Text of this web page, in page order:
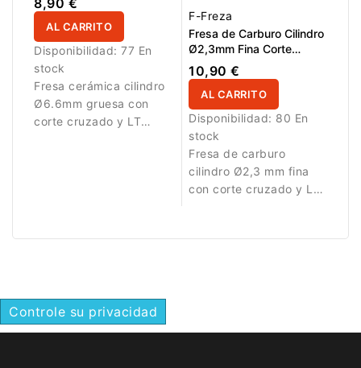
AL CARRITO
Disponibilidad: 77 En
stock
Fresa cerámica cilindro
Ø6.6mm gruesa con
corte cruzado y LT
F-Freza
Fresa de Carburo Cilindro
Ø2,3mm Fina Corte
Cruzado LT 8,0mm
10,90 €
AL CARRITO
Disponibilidad: 80 En
stock
Fresa de carburo
cilindro Ø2,3 mm fina
con corte cruzado y LT
Controle su privacidad